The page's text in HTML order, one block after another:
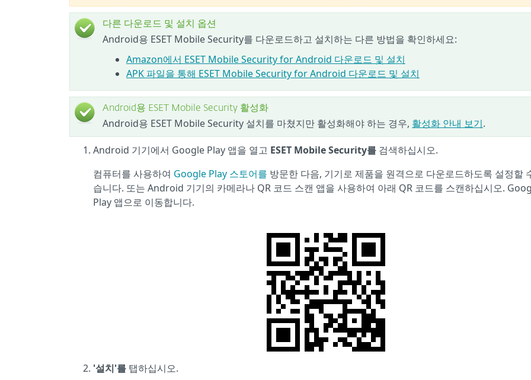
다른 다운로드 및 설치 옵션
Android용 ESET Mobile Security를 다운로드하고 설치하는 다른 방법을 확인하세요:
Amazon에서 ESET Mobile Security for Android 다운로드 및 설치
APK 파일을 통해 ESET Mobile Security for Android 다운로드 및 설치
Android용 ESET Mobile Security 활성화
Android용 ESET Mobile Security 설치를 마쳤지만 활성화해야 하는 경우, 활성화 안내 보기.
Android 기기에서 Google Play 앱을 열고 ESET Mobile Security를 검색하십시오.
컴퓨터를 사용하여 Google Play 스토어를 방문한 다음, 기기로 제품을 원격으로 다운로드하도록 설정할
습니다. 또는 Android 기기의 카메라나 QR 코드 스캔 앱을 사용하여 아래 QR 코드를 스캔하십시오.
Play 앱으로 이동합니다.
'설치'를 탭하십시오.